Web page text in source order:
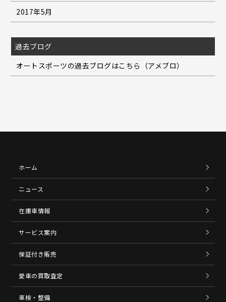
2017年5月
過去ブログ
オートスポーツの過去ブログはこちら（アメブロ）
ホーム
ニュース
在庫車情報
サービス案内
保証付き販売
愛車の買取査定
車検・整備